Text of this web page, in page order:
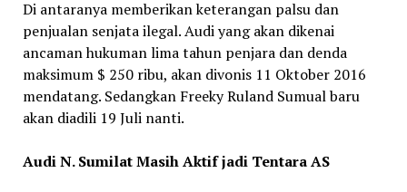
Di antaranya memberikan keterangan palsu dan
penjualan senjata ilegal. Audi yang akan dikenai
ancaman hukuman lima tahun penjara dan denda
maksimum $ 250 ribu, akan divonis 11 Oktober 2016
mendatang. Sedangkan Freeky Ruland Sumual baru
akan diadili 19 Juli nanti.
Audi N. Sumilat Masih Aktif jadi Tentara AS